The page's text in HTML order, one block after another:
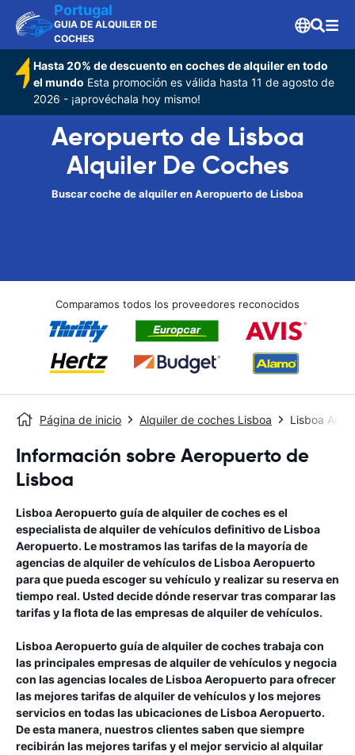
Portugal
GUIA DE ALQUILER DE
COCHES
Hasta 20% de descuento en coches de alquiler en todo
el mundo Esta promoción es válida hasta 11 de agosto de
2026 - ¡aprovéchala hoy mismo!
Aeropuerto de Lisboa
Alquiler De Coches
Buscar coche de alquiler en Aeropuerto de Lisboa
Comparamos todos los proveedores reconocidos
Página de inicio Alquiler de coches Lisboa Lisboa
Información sobre Aeropuerto de
Lisboa
Lisboa Aeropuerto guía de alquiler de cocheses el
especialista de alquiler de vehículos definitivo deLisboa
Aeropuerto. Le mostramos las tarifas de la mayoría de
agencias de alquiler de vehículos deLisboa Aeropuerto
para que pueda escoger su vehículo y realizar su reserva en
tiempo real. Usted decide dónde reservar tras comparar las
tarifas y la flota de las empresas de alquiler de vehículos.
Lisboa Aeropuerto guía de alquiler de cochestrabaja con
las principales empresas de alquiler de vehículos y negocia
con las agencias locales deLisboa Aeropuerto para ofrecer
las mejores tarifas de alquiler de vehículos y los mejores
servicios en todas las ubicaciones deLisboa Aeropuerto.
De esta manera, nuestros clientes saben que siempre
recibirán las mejores tarifas y el mejor servicio al alquilar